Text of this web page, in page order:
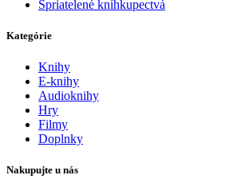
Spriatelené kníhkupectvá
Kategórie
Knihy
E-knihy
Audioknihy
Hry
Filmy
Doplnky
Nakupujte u nás